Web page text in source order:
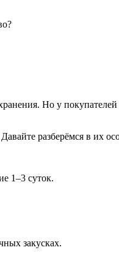
Но у покупателей
разберёмся в их
1–3 суток.
закусках.